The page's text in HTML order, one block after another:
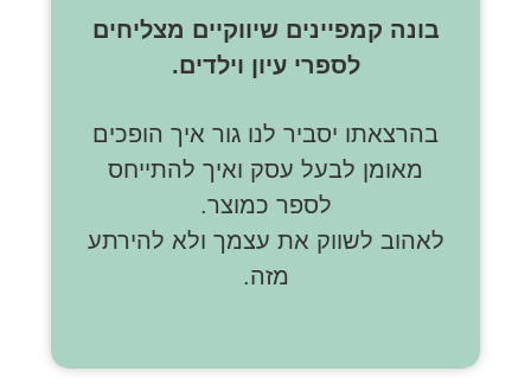
בונה קמפיינים שיווקיים מצליחים
לספרי עיון וילדים.
בהרצאתו יסביר לנו גור איך הופכים
מאומן לבעל עסק ואיך להתייחס
לספר כמוצר.
לאהוב לשווק את עצמך ולא להירתע
מזה.